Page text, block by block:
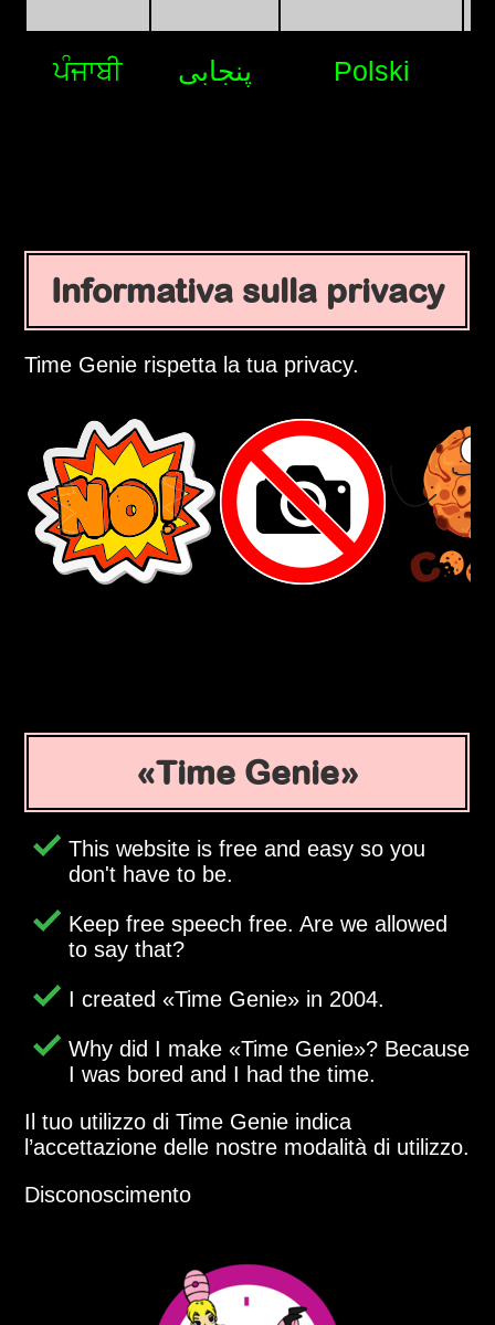
ਪੰਜਾਬੀ پنجابی Polski
Informativa sulla privacy
Time Genie rispetta la tua privacy.
Time Genie
This website is free and easy so you
don't have to be.
Keep free speech free. Are we allowed
to say that?
I created Time Genie in 2004.
Why did I make Time Genie ? Because
I was bored and I had the time.
Il tuo utilizzo di Time Genie indica
l’accettazione delle nostre modalità di utilizzo.
Disconoscimento